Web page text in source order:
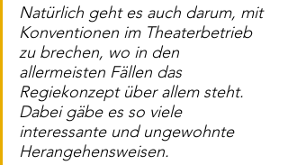
Natürlich geht es auch darum, mit
Konventionen im Theaterbetrieb
zu brechen, wo in den
allermeisten Fällen das
Regiekonzept über allem steht.
Dabei gäbe es so viele
interessante und ungewohnte
Herangehensweisen.